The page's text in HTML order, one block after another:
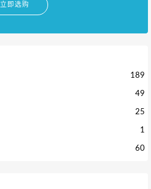
立即选购
189
49
25
1
60